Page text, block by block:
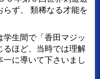
ず、
類稀なる才能を
学生間で「香田マジッ
るほど、当時では理解
一に導いて下さいまし